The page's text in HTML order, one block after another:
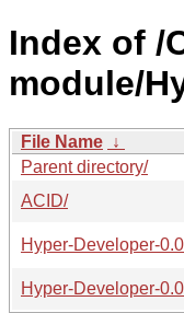
Index of /
module/
File Name ↓
Parent directory/
ACID/
Hyper-Developer-
Hyper-Developer-